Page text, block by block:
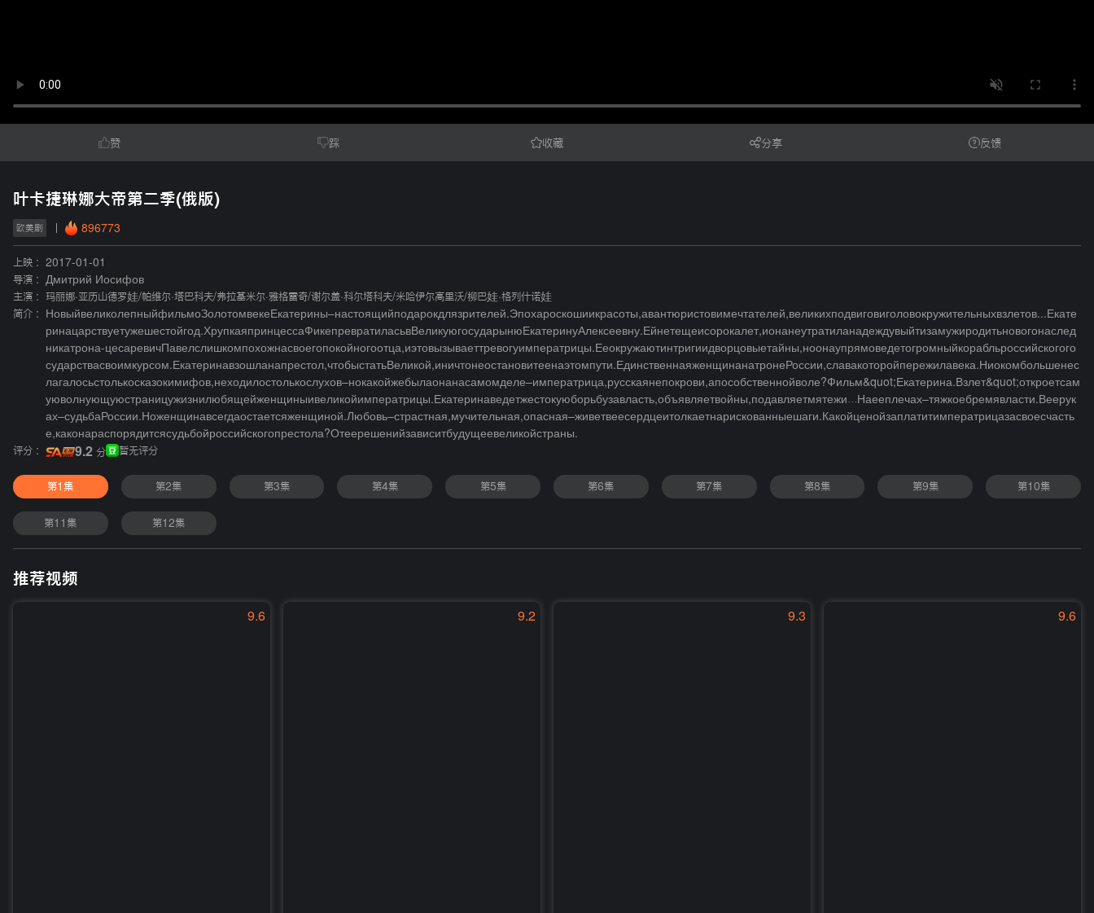
赞 踩 收藏 分享 反馈
叶卡捷琳娜大帝第二季(俄版)
欧美剧 896773
上映 :
2017-01-01
导演 :
Дмитрий Иосифов
主演 :
玛丽娜·亚历山德罗娃/帕维尔·塔巴科夫/弗拉基米尔·雅格雷奇/谢尔盖·科尔塔科夫/米哈伊尔高里沃/柳巴娃·格列什诺娃
简介 :
НовыйвеликолепныйфильмоЗолотомвекеЕкатерины–настоящийподарокдлязрителей.Эпохароскошиикрасоты,авантюристовимечтателей,великихподвиговиголовокружительныхвзлетов...Екате
ринацарствуетужешестойгод.ХрупкаяпринцессаФикепревратиласьвВеликуюгосударынюЕкатеринуАлексеевну.Ейнетещеисорокалет,ионанеутратиланадеждувыйтизамужиродитьновогонаслед
никатрона-цесаревичПавелслишкомпохожнасвоегопокойногоотца,иэтовызываеттревогуимператрицы.Ееокружаютинтригиидворцовыетайны,ноонаупрямоведетогромныйкорабльроссийскогого
сударствасвоимкурсом.Екатеринавзошланапрестол,чтобыстатьВеликой,иничтонеостановитеенаэтомпути.ЕдинственнаяженщинанатронеРоссии,славакоторойпережилавека.Ниокомбольшенес
лагалосьстолькосказокимифов,неходилостолькослухов–нокакойжебылаонанасамомделе–императрица,русскаянепокрови,апособственнойволе?Фильм&quot;Екатерина.Взлет&quot;откроетсам
уюволнующуюстраницужизнилюбящейженщиныивеликойимператрицы.Екатеринаведетжестокуюборьбузавласть,объявляетвойны,подавляетмятежи…Наееплечах–тяжкоебремявласти.Веерук
ах–судьбаРоссии.Ноженщинавсегдаостаетсяженщиной.Любовь–страстная,мучительная,опасная–живетвеесердцеитолкаетнарискованныешаги.Какойценойзаплатитимператрицазасвоесчасть
е,каконараспорядитсясудьбойроссийскогопрестола?Отеерешенийзависитбудущеевеликойстраны.
评分 :
9.2 分 暂无评分
第1集 第2集 第3集 第4集 第5集 第6集 第7集 第8集 第9集 第10集
第11集 第12集
推荐视频
9.6 9.2 9.3 9.6